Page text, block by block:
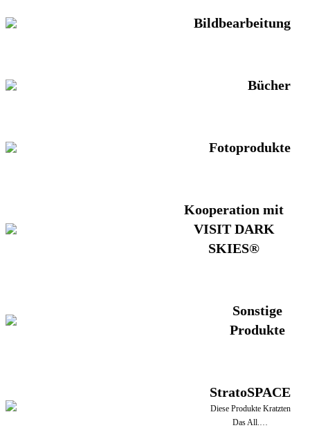
Bildbearbeitung
Bücher
Fotoprodukte
Kooperation mit
VISIT DARK
SKIES®
Sonstige
Produkte
StratoSPACE
Diese Produkte Kratzten
Das All.…